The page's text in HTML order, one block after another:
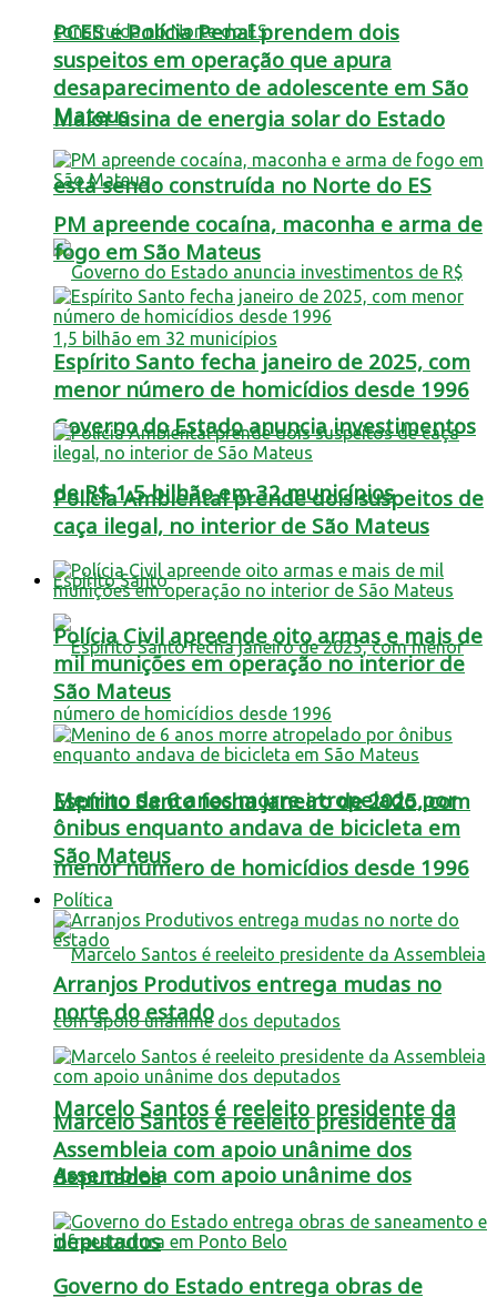
Maior usina de energia solar do Estado
está sendo construída no Norte do ES
Governo do Estado anuncia investimentos
de R$ 1,5 bilhão em 32 municípios
Espírito Santo
Espírito Santo fecha janeiro de 2025, com
menor número de homicídios desde 1996
Marcelo Santos é reeleito presidente da
Assembleia com apoio unânime dos
deputados
PCES e Polícia Penal prendem dois
suspeitos em operação que apura
desaparecimento de adolescente em São
Mateus
PM apreende cocaína, maconha e arma de
fogo em São Mateus
Espírito Santo fecha janeiro de 2025, com
menor número de homicídios desde 1996
Polícia Ambiental prende dois suspeitos de
caça ilegal, no interior de São Mateus
Polícia Civil apreende oito armas e mais de
mil munições em operação no interior de
São Mateus
Menino de 6 anos morre atropelado por
ônibus enquanto andava de bicicleta em
São Mateus
Política
Arranjos Produtivos entrega mudas no
norte do estado
Marcelo Santos é reeleito presidente da
Assembleia com apoio unânime dos
deputados
Governo do Estado entrega obras de